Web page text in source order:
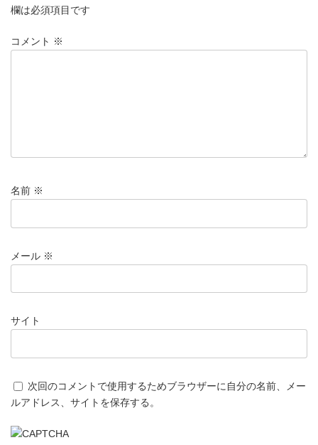
欄は必須項目です
コメント ※
名前 ※
メール ※
サイト
次回のコメントで使用するためブラウザーに自分の名前、メー
ルアドレス、サイトを保存する。